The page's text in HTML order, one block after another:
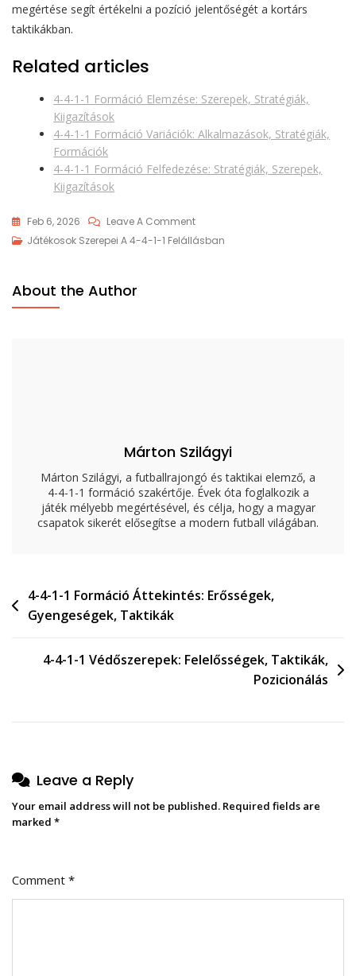
megértése segít értékelni a pozíció jelentőségét a kortárs
taktikákban.
Related articles
4-4-1-1 Formáció Elemzése: Szerepek, Stratégiák,
Kiigazítások
4-4-1-1 Formáció Variációk: Alkalmazások, Stratégiák,
Formációk
4-4-1-1 Formáció Felfedezése: Stratégiák, Szerepek,
Kiigazítások
Feb 6, 2026 Leave A CommentOn
4-
Játékosok Szerepei A 4-4-1-1 Felállásban
About the Author
Márton Szilágyi
Márton Szilágyi, a futballrajongó és taktikai elemző, a
4-4-1-1 formáció szakértője. Évek óta foglalkozik a
játék mélyebb megértésével, és célja, hogy a magyar
csapatok sikerét elősegítse a modern futball világában.
Post
navigation
4-4-1-1 Formáció Áttekintés: Erősségek,
Gyengeségek, Taktikák
4-4-1-1 Védőszerepek: Felelősségek, Taktikák,
Pozicionálás
Leave a Reply
Your email address will not be published. Required fields are
marked *
Comment *